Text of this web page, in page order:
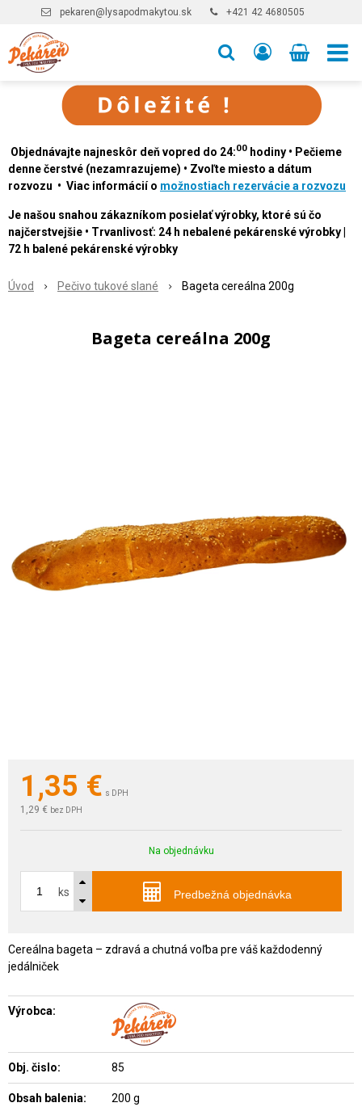
pekaren@lysapodmakytou.sk +421 42 4680505
Objednávajte najneskôr deň vopred do 24:00 hodiny • Pečieme
denne čerstvé (nezamrazujeme) • Zvoľte miesto a dátum
rozvozu • Viac informácií o možnostiach rezervácie a rozvozu
Je našou snahou zákazníkom posielať výrobky, ktoré sú čo
najčerstvejšie • Trvanlivosť: 24 h nebalené pekárenské výrobky |
72 h balené pekárenské výrobky
Úvod Pečivo tukové slané Bageta cereálna 200g
Bageta cereálna 200g
1,35 € s DPH
1,29 € bez DPH
Na objednávku
ks Predbežná objednávka
Cereálna bageta – zdravá a chutná voľba pre váš každodenný
jedálniček
Výrobca:
Obj. čislo: 85
Obsah balenia:
200 g